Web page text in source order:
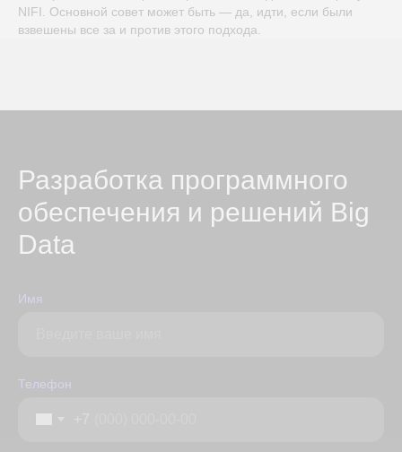
NIFI. Основной совет может быть — да, идти, если были
взвешены все за и против этого подхода.
Разработка программного
обеспечения и решений Big
Data
Имя
Телефон